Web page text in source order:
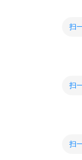
扫
扫
扫